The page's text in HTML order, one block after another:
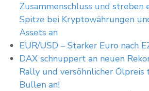
Zusammenschluss und streben
Spitze bei Kryptowährungen
Assets an
EUR/USD – Starker Euro nach
DAX schnuppert an neuen
Rally und versöhnlicher Ölpreis
Bullen an!